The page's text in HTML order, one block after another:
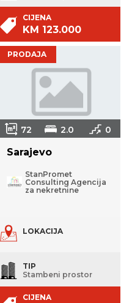
CIJENA
KM 123.000
PRODAJA
72 2.0 0
Sarajevo
StanPromet
Consulting Agencija
za nekretnine
LOKACIJA
TIP
Stambeni prostor
CIJENA